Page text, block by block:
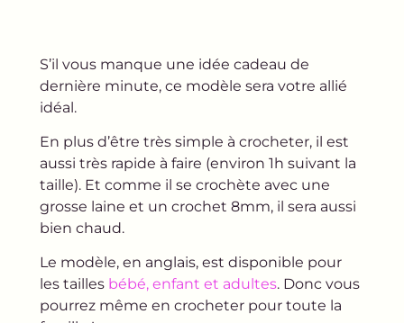
S’il vous manque une idée cadeau de
dernière minute, ce modèle sera votre allié
idéal.
En plus d’être très simple à crocheter, il est
aussi très rapide à faire (environ 1h suivant la
taille). Et comme il se crochète avec une
grosse laine et un crochet 8mm, il sera aussi
bien chaud.
Le modèle, en anglais, est disponible pour
les tailles bébé, enfant et adultes. Donc vous
pourrez même en crocheter pour toute la